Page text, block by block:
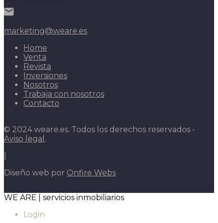
marketing@weare.es
Home
Venta
Revista
Inversiones
Nosotros
Trabaja con nosotros
Contacto
© 2024 weare.es. Todos los derechos reservados -
Aviso legal .
Diseño web por Onfire Webs
WE ARE | servicios inmobiliarios
Login